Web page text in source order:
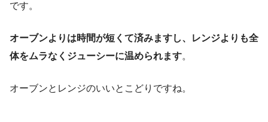
です。
オーブンよりは時間が短くて済みますし、レンジよりも全
体をムラなくジューシーに温められます。
オーブンとレンジのいいとこどりですね。